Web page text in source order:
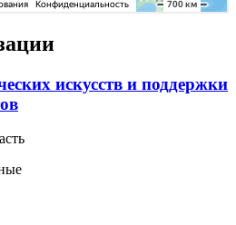
искусств и поддержки